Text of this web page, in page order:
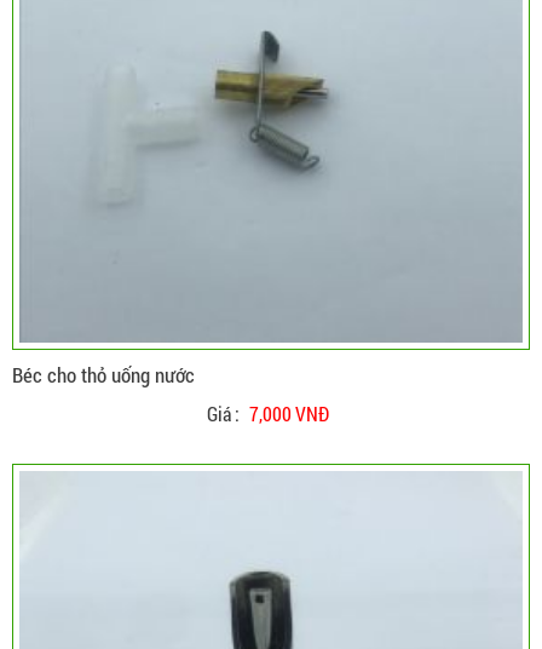
Béc cho thỏ uống nước
Giá : 7,000 VNĐ